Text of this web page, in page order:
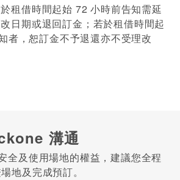
租借時間起始 72 小時前告知需延
日期或退回訂金；若於租借時間起
者，恕訂金不予退還亦不受理改
溝通
全及使用場地的權益，建議您全程
地及完成預訂。